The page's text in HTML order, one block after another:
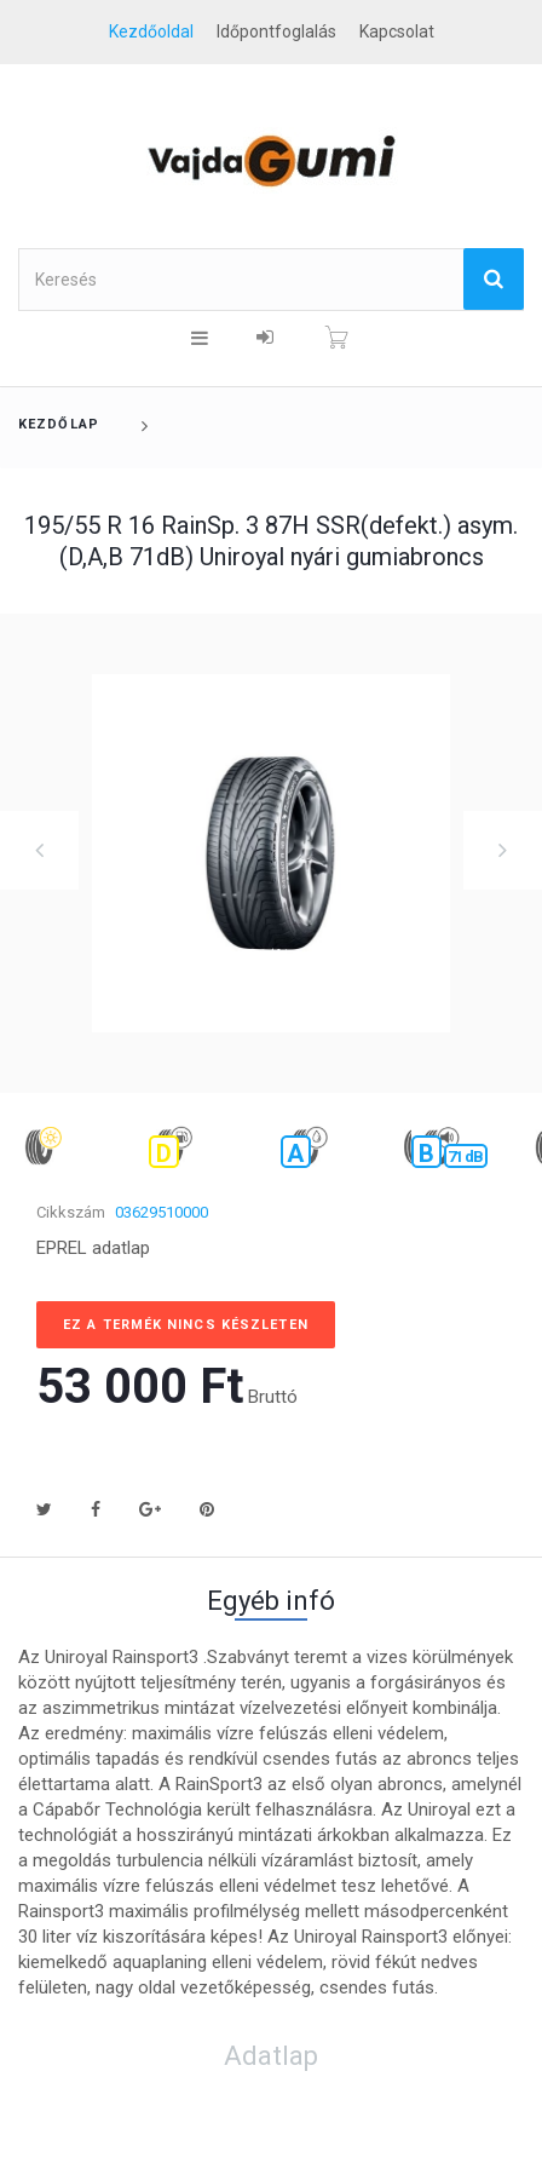
Kezdőoldal Időpontfoglalás Kapcsolat
KEZDŐLAP
195/55 R 16 RainSp. 3 87H SSR(defekt.) asym.
(D,A,B 71dB) Uniroyal nyári gumiabroncs
D A B 71 dB
Cikkszám 03629510000
EPREL adatlap
EZ A TERMÉK NINCS KÉSZLETEN
53 000 Ft‎ Bruttó
Egyéb infó
Az Uniroyal Rainsport3 .Szabványt teremt a vizes körülmények
között nyújtott teljesítmény terén, ugyanis a forgásirányos és
az aszimmetrikus mintázat vízelvezetési előnyeit kombinálja.
Az eredmény: maximális vízre felúszás elleni védelem,
optimális tapadás és rendkívül csendes futás az abroncs teljes
élettartama alatt. A RainSport3 az első olyan abroncs, amelynél
a Cápabőr Technológia került felhasználásra. Az Uniroyal ezt a
technológiát a hosszirányú mintázati árkokban alkalmazza. Ez
a megoldás turbulencia nélküli vízáramlást biztosít, amely
maximális vízre felúszás elleni védelmet tesz lehetővé. A
Rainsport3 maximális profilmélység mellett másodpercenként
30 liter víz kiszorítására képes! Az Uniroyal Rainsport3 előnyei:
kiemelkedő aquaplaning elleni védelem, rövid fékút nedves
felületen, nagy oldal vezetőképesség, csendes futás.
Adatlap